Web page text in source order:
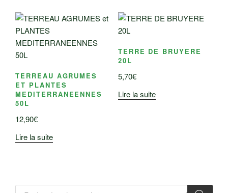
TERREAU AGRUMES
ET PLANTES
MEDITERRANEENNES
50L
12,90€
Lire la suite
TERRE DE BRUYERE
20L
5,70€
Lire la suite
Recherche